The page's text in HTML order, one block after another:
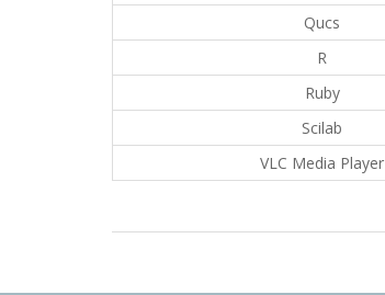
Qucs
R
Ruby
Scilab
VLC Media Player